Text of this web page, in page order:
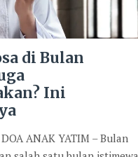
di Bulan
Ini
ANAK YATIM – Bulan